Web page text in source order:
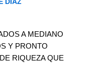
DIAZ
A MEDIANO
Y PRONTO
RIQUEZA QUE